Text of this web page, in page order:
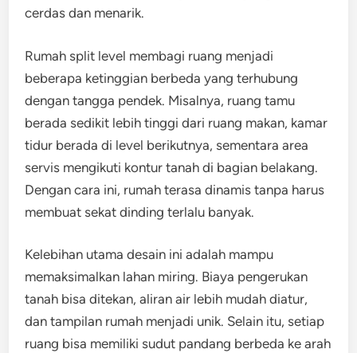
cerdas dan menarik.
Rumah split level membagi ruang menjadi
beberapa ketinggian berbeda yang terhubung
dengan tangga pendek. Misalnya, ruang tamu
berada sedikit lebih tinggi dari ruang makan, kamar
tidur berada di level berikutnya, sementara area
servis mengikuti kontur tanah di bagian belakang.
Dengan cara ini, rumah terasa dinamis tanpa harus
membuat sekat dinding terlalu banyak.
Kelebihan utama desain ini adalah mampu
memaksimalkan lahan miring. Biaya pengerukan
tanah bisa ditekan, aliran air lebih mudah diatur,
dan tampilan rumah menjadi unik. Selain itu, setiap
ruang bisa memiliki sudut pandang berbeda ke arah